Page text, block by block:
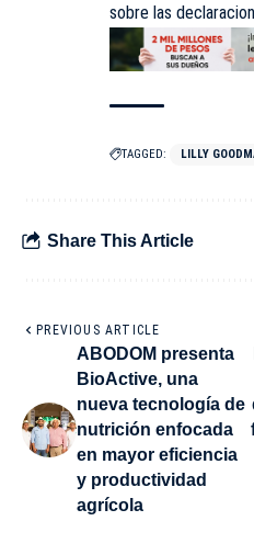
sobre las
TAGGED: LILLY
Share This Article
PREVIOUS ARTICLE
ABODOM presenta
BioActive, una
nueva tecnología de
nutrición enfocada
en mayor eficiencia
y productividad
agrícola